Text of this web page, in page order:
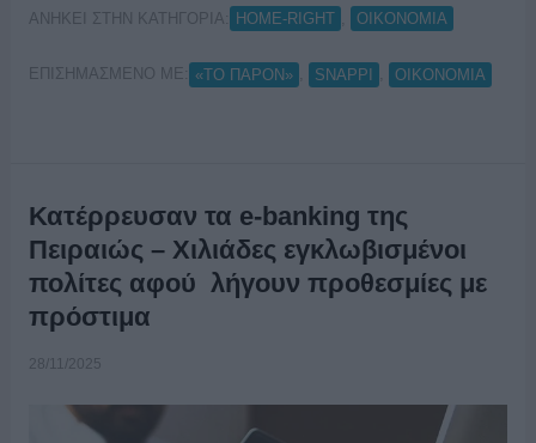
ΑΝΗΚΕΙ ΣΤΗΝ ΚΑΤΗΓΟΡΙΑ: HOME-RIGHT ΟΙΚΟΝΟΜΙΑ
ΕΠΙΣΗΜΑΣΜΕΝΟ ΜΕ: «ΤΟ ΠΑΡΟΝ» SNAPPI ΟΙΚΟΝΟΜΙΑ
Κατέρρευσαν τα e-banking της
Πειραιώς – Χιλιάδες εγκλωβισμένοι
πολίτες αφού λήγουν προθεσμίες με
πρόστιμα
28/11/2025